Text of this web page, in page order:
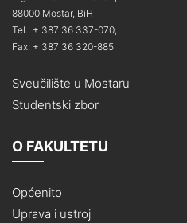
88000 Mostar, BiH
Tel.: + 387 36 337-070;
Fax: + 387 36 320-885
Sveučilište u Mostaru
Studentski zbor
O FAKULTETU
Općenito
Uprava i ustroj